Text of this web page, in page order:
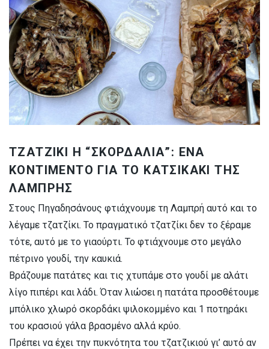
ΤΖΑΤΖΙΚΙ Η “ΣΚΟΡΔΑΛΙΑ”: ΕΝΑ
ΚΟΝΤΙΜΕΝΤΟ ΓΙΑ ΤΟ ΚΑΤΣΙΚΑΚΙ ΤΗΣ
ΛΑΜΠΡΗΣ
Στους Πηγαδησάνους φτιάχνουμε τη Λαμπρή αυτό και το
λέγαμε τζατζίκι. Το πραγματικό τζατζίκι δεν το ξέραμε
τότε, αυτό με το γιαούρτι. Το φτιάχνουμε στο μεγάλο
πέτρινο γουδί, την καυκιά.
Βράζουμε πατάτες και τις χτυπάμε στο γουδί με αλάτι
λίγο πιπέρι και λάδι. Όταν λιώσει η πατάτα προσθέτουμε
μπόλικο χλωρό σκορδάκι ψιλοκομμένο και 1 ποτηράκι
του κρασιού γάλα βρασμένο αλλά κρύο.
Πρέπει να έχει την πυκνότητα του τζατζικιού γι’ αυτό αν